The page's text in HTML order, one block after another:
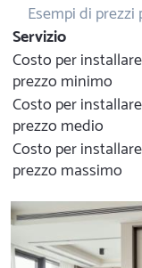
Esempi di
Servizio
Costo per
prezzo minimo
Costo per
prezzo medio
Costo per
prezzo massimo